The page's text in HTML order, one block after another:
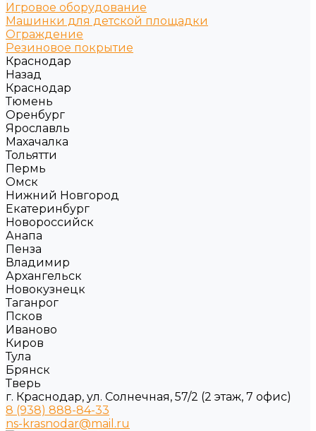
Игровое оборудование
Машинки для детской площадки
Ограждение
Резиновое покрытие
Краснодар
Назад
Краснодар
Тюмень
Оренбург
Ярославль
Махачалка
Тольятти
Пермь
Омск
Нижний Новгород
Екатеринбург
Новороссийск
Анапа
Пенза
Владимир
Архангельск
Новокузнецк
Таганрог
Псков
Иваново
Киров
Тула
Брянск
Тверь
г. Краснодар, ул. Солнечная, 57/2 (2 этаж, 7 офис)
8 (938) 888-84-33
ns-krasnodar@mail.ru